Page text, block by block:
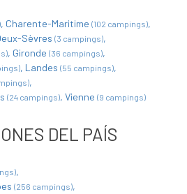
Charente-Maritime (102 campings)
Sèvres (3 campings)
Gironde (36 campings)
Landes (55 campings)
(24 campings) Vienne (9 campings)
DEL PAÍS
(256 campings)